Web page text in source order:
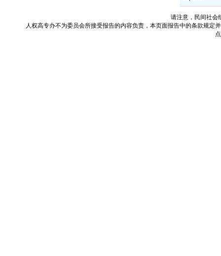
请注意，民间社会
人权高专办不为委员会所接受报告的内容负责，本页面报告中的条款规